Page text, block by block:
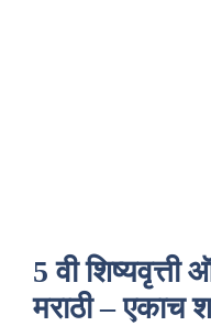
5 वी
मराठी – एकाच